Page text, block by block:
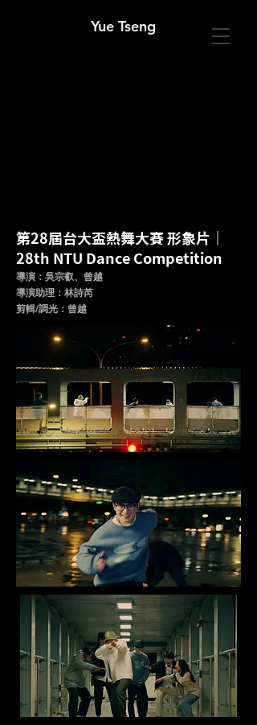
Yue Tseng
第28屆台大盃熱舞大賽 形象片｜
28th NTU Dance Competition
導演：吳宗叡、曾越
導演助理：林詩芮
​剪輯/調光：曾越